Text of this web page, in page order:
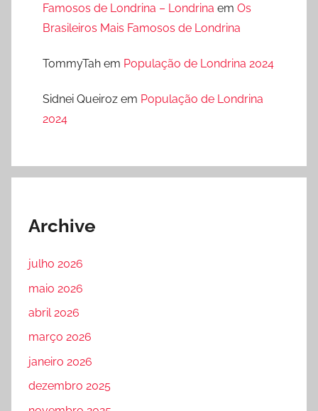
Famosos de Londrina – Londrina em Os
Brasileiros Mais Famosos de Londrina
TommyTah em População de Londrina 2024
Sidnei Queiroz em População de Londrina
2024
Archive
julho 2026
maio 2026
abril 2026
março 2026
janeiro 2026
dezembro 2025